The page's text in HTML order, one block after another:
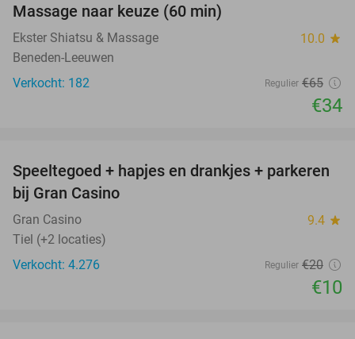
Massage naar keuze (60 min)
Ekster Shiatsu & Massage 10.0 star
Beneden-Leeuwen
Verkocht: 182
Regulier €65
€34
50%
Speeltegoed + hapjes en drankjes + parkeren
bij Gran Casino
Gran Casino 9.4 star
Tiel (+2 locaties)
Verkocht: 4.276
Regulier €20
€10